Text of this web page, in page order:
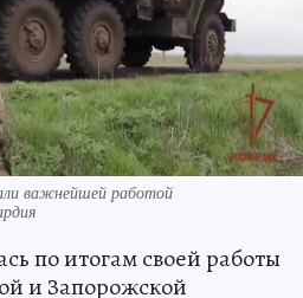
важнейшей работой
по итогам своей работы
и Запорожской